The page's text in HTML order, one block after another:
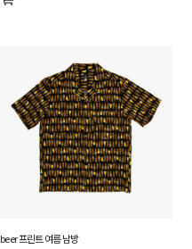
beer 프린트 여름 남방